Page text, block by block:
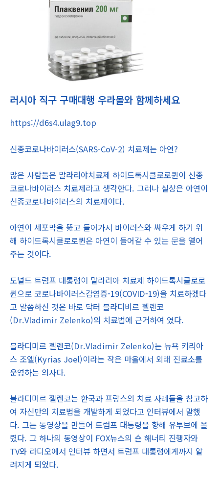
러시아 직구 구매대행 우라몰와 함께하세요
https://d6s4.ulag9.top
신종코로나바이러스(SARS-CoV-2) 치료제는 아연?
많은 사람들은 말라리야치료제 하이드록시클로로퀸이 신종
코로나바이러스 치료제라고 생각한다. 그러나 실상은 아연이
신종코로나바이러스의 치료제이다.
아연이 세포막을 뚫고 들어가서 바이러스와 싸우게 하기 위
해 하이드록시클로로퀸은 아연이 들어갈 수 있는 문을 열어
주는 것이다.
도널드 트럼프 대통령이 말라리아 치료제 하이드록시클로로
퀸으로 코로나바이러스감염증-19(COVID-19)을 치료하겠다
고 말씀하신 것은 바로 닥터 블라디비르 젤렌코
(Dr.Vladimir Zelenko)의 치료법에 근거하여 였다.
블라디미르 젤렌코(Dr.Vladimir Zelenko)는 뉴욕 키리아
스 조엘(Kyrias Joel)이라는 작은 마을에서 외래 진료소를
운영하는 의사다.
블라디미르 젤렌코는 한국과 프랑스의 치료 사례들을 참고하
여 자신만의 치료법을 개발하게 되었다고 인터뷰에서 말했
다. 그는 동영상을 만들어 트럼프 대통령을 향해 유투브에 올
렸다. 그 하나의 동영상이 FOX뉴스의 숀 해너티 진행자와
TV와 라디오에서 인터뷰 하면서 트럼프 대통령에게까지 알
려지게 되었다.